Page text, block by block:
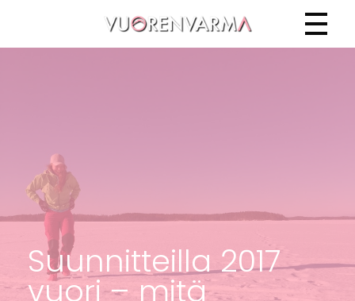
Vuorenvarma
Suunnitteilla 2017
vuori – mitä